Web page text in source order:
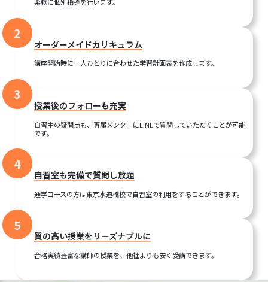
2
オーダーメイドカリキュラム
講座開始時に一人ひとりに合わせた学習計画表を作成します。
3
授業後のフォローも充実
自習中の疑問点も、専属メンターにLINEで質問していただくことが可能
です。
4
自習室も完備で質問し放題
通学コースの方は東京水道橋校で自習室の利用をすることができます。
5
質の高い授業をリーズナブルに
合格実績豊富な講師の授業を、他社よりも安く受講できます。